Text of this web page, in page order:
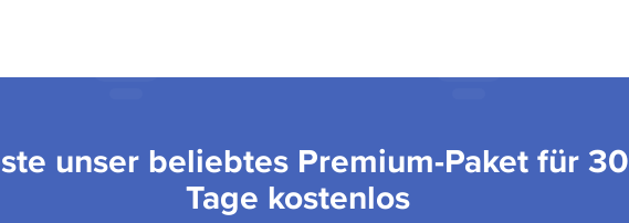
unser beliebtes Premium-Paket für 30
Tage kostenlos